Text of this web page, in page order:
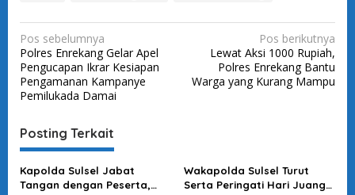
N
a
v
i
g
a
s
Pos sebelumnya
Polres Enrekang Gelar Apel
Pengucapan Ikrar Kesiapan
Pengamanan Kampanye
Pemilukada Damai
Pos berikutnya
Lewat Aksi 1000 Rupiah,
Polres Enrekang Bantu
Warga yang Kurang Mampu
Posting Terkait
Kapolda Sulsel Jabat
Tangan dengan Peserta,
Wakapolda Sulsel Turut
Serta Peringati Hari Juang